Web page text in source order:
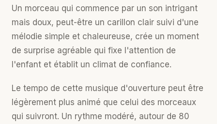
Un morceau qui commence par un son intrigant
mais doux, peut-être un carillon clair suivi d'une
mélodie simple et chaleureuse, crée un moment
de surprise agréable qui fixe l'attention de
l'enfant et établit un climat de confiance.
Le tempo de cette musique d'ouverture peut être
légèrement plus animé que celui des morceaux
qui suivront. Un rythme modéré, autour de 80